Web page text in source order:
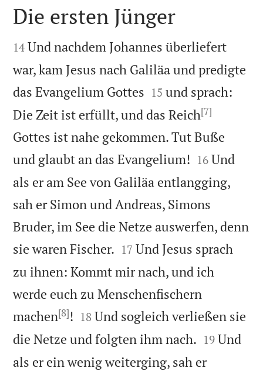

Die ersten Jünger

14 Und nachdem Johannes überliefert
war, kam Jesus nach Galiläa und predigte
das Evangelium Gottes 

15 und sprach:
Die Zeit ist erfüllt, und das Reich[7]
Gottes ist nahe gekommen. Tut Buße
und glaubt an das Evangelium! 

16 Und
als er am See von Galiläa entlangging,
sah er Simon und Andreas, Simons
Bruder, im See die Netze auswerfen, denn
sie waren Fischer. 

17 Und Jesus sprach
zu ihnen: Kommt mir nach, und ich
werde euch zu Menschenfischern
machen[8]! 

18 Und sogleich verließen sie
die Netze und folgten ihm nach. 

19 Und
als er ein wenig weiterging, sah er